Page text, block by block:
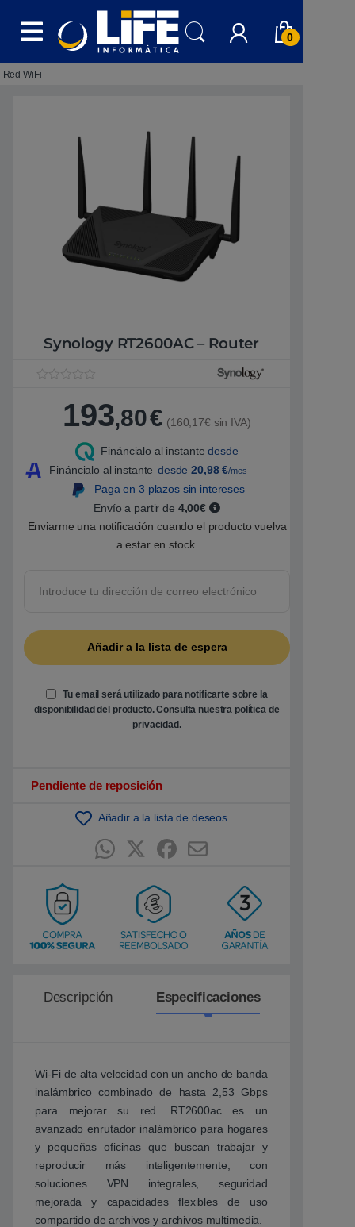
0
Red WiFi
Synology RT2600AC – Router
o
5
s
b
d
n
t
n
d
193,80€ (160,17€ sin IVA)
Fináncialo al instante desde
Fináncialo al instante desde20,98€/mes
Paga en 3 plazos sin intereses
Envío a partir de 4,00€
Enviarme una notificación cuando el producto vuelva
a estar en stock.
Tu email será utilizado para notificarte sobre la
disponibilidad del producto. Consulta nuestra política de
privacidad.
Pendiente de reposición
Añadir a la lista de deseos
Descripción Especificaciones
Wi-Fi de alta velocidad con un ancho de banda
inalámbrico combinado de hasta 2,53 Gbps
para mejorar su red. RT2600ac es un
avanzado enrutador inalámbrico para hogares
y pequeñas oficinas que buscan trabajar y
reproducir más inteligentemente, con
soluciones VPN integrales, seguridad
mejorada y capacidades flexibles de uso
compartido de archivos y archivos multimedia.